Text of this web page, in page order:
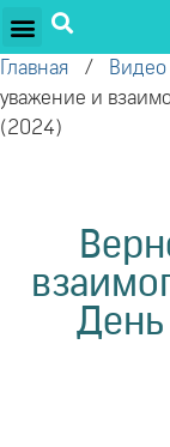
Главная / Видео
уважение и
(2024)
День